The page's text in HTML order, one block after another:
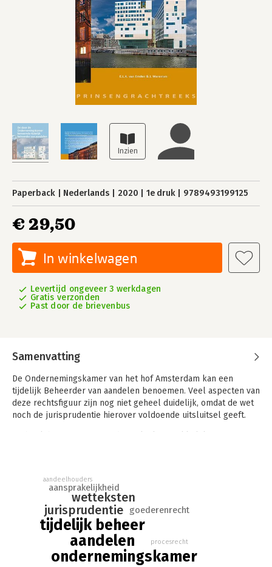
Paperback Nederlands 2020 1e druk 9789493199125
€ 29,50
In winkelwagen
Levertijd ongeveer 3 werkdagen
Gratis verzonden
Past door de brievenbus
Samenvatting
De Ondernemingskamer van het hof Amsterdam kan een
tijdelijk Beheerder van aandelen benoemen. Veel aspecten van
deze rechtsfiguur zijn nog niet geheel duidelijk, omdat de wet
noch de jurisprudentie hierover voldoende uitsluitsel geeft.
taak van de Beheerder, goederenrechtelijke aspecten, de
gevolgen van de uitspraak van 30 april 2019 van de
Ondernemingskamer, de positie van derden, aansprakelijkheid
en procesrechtelijke aspecten en tot slot enkele voorstellen
om bestaande knelpunten op te lossen.
aandelen
ondernemingskamer
tijdelijk beheer
jurisprudentie
wetteksten
aansprakelijkheid
goederenrecht
procesrecht
aandeelhouders